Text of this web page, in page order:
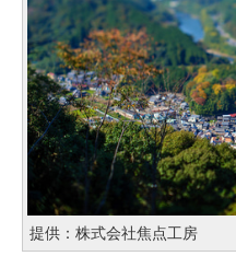
提供：株式会社焦点工房